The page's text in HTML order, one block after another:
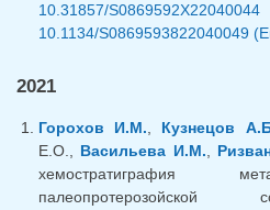
10.31857/
10.1134/S0869593822040049
2021
Горохов И.М. Кузнецов
Е.О., Васильева И.М.
хемостратиграфия
палеопротерозойской